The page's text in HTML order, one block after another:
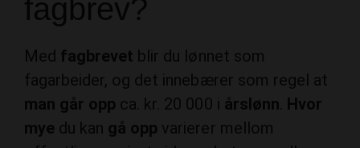
Medfagbrevet
blir du lønnet som
fagarbeider, og det innebærer som regel at
man går opp
ca. kr. 20 000 i
Hvor
mye
du kan gå opp
varierer mellom
offentlig og privat virksomhet, og mellom
virksomheter med og uten tariffavtale.